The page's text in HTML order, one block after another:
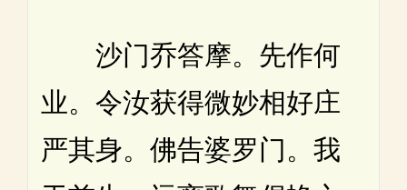
沙门乔答摩。先作何
业。令汝获得微妙相好庄
严其身。佛告婆罗门。我